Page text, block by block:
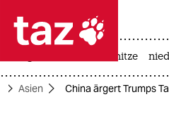
 taz zahl
taz zahl ich
hitze
Asien China ärgert Trumps